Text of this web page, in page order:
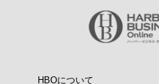
HBOについて